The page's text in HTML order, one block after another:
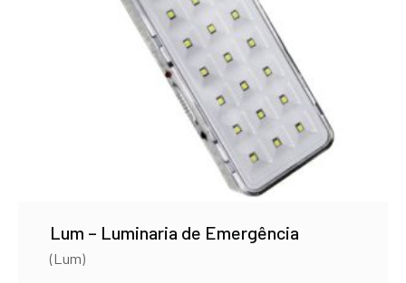
Lum – Luminaria de Emergência
(Lum)